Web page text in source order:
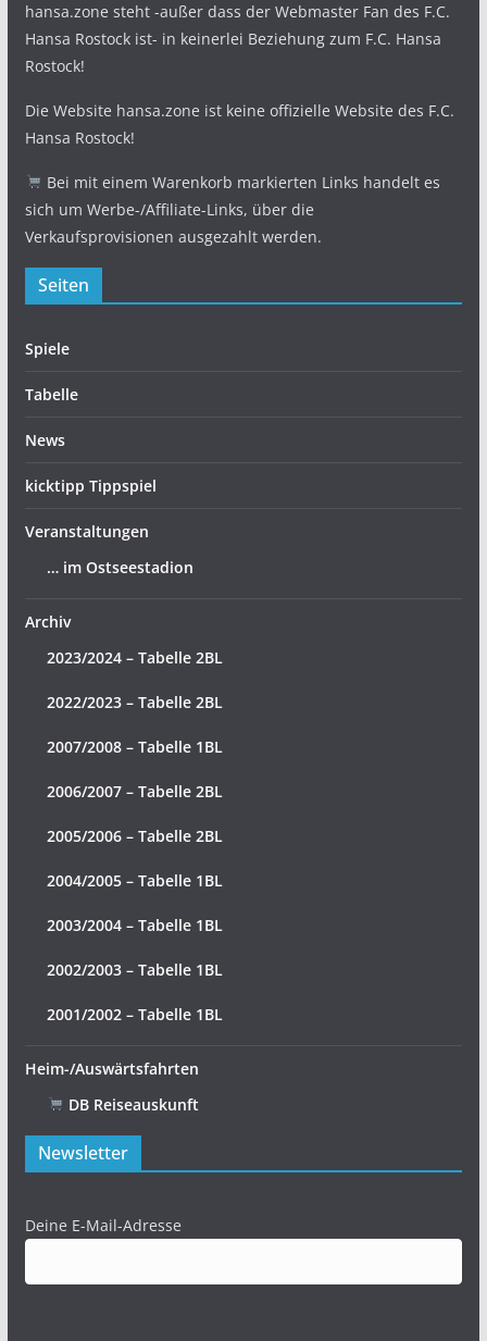
hansa.zone steht -außer dass der Webmaster Fan des F.C.
Hansa Rostock ist- in keinerlei Beziehung zum F.C. Hansa
Rostock!
Die Website hansa.zone ist keine offizielle Website des F.C.
Hansa Rostock!
Bei mit einem Warenkorb markierten Links handelt es
sich um Werbe-/Affiliate-Links, über die
Verkaufsprovisionen ausgezahlt werden.
Seiten
Spiele
Tabelle
News
kicktipp Tippspiel
Veranstaltungen
… im Ostseestadion
Archiv
2023/2024 – Tabelle 2BL
2022/2023 – Tabelle 2BL
2007/2008 – Tabelle 1BL
2006/2007 – Tabelle 2BL
2005/2006 – Tabelle 2BL
2004/2005 – Tabelle 1BL
2003/2004 – Tabelle 1BL
2002/2003 – Tabelle 1BL
2001/2002 – Tabelle 1BL
Heim-/Auswärtsfahrten
DB Reiseauskunft
Newsletter
Deine E-Mail-Adresse